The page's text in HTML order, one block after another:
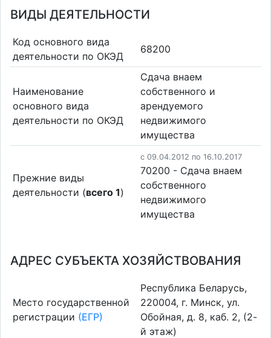
ВИДЫ ДЕЯТЕЛЬНОСТИ
Код основного вида
деятельности по ОКЭД
68200
Наименование
основного вида
деятельности по ОКЭД
Сдача внаем
собственного и
арендуемого
недвижимого
имущества
Прежние виды
деятельности (всего 1)
c 09.04.2012 по 16.10.2017
70200 - Сдача внаем
собственного
недвижимого
имущества
АДРЕС СУБЪЕКТА ХОЗЯЙСТВОВАНИЯ
Место государственной
регистрации (ЕГР)
Республика Беларусь,
220004, г. Минск, ул.
Обойная, д. 8, каб. 2, (2-
й этаж)